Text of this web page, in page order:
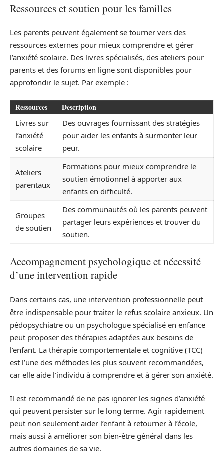
Ressources et soutien pour les familles
Les parents peuvent également se tourner vers des
ressources externes pour mieux comprendre et gérer
l’anxiété scolaire. Des livres spécialisés, des ateliers pour
parents et des forums en ligne sont disponibles pour
approfondir le sujet. Par exemple :
Ressources Description
Livres sur
l’anxiété
scolaire
Des ouvrages fournissant des stratégies
pour aider les enfants à surmonter leur
peur.
Ateliers
parentaux
Formations pour mieux comprendre le
soutien émotionnel à apporter aux
enfants en difficulté.
Groupes
de soutien
Des communautés où les parents peuvent
partager leurs expériences et trouver du
soutien.
Accompagnement psychologique et nécessité
d’une intervention rapide
Dans certains cas, une intervention professionnelle peut
être indispensable pour traiter le refus scolaire anxieux. Un
pédopsychiatre ou un psychologue spécialisé en enfance
peut proposer des thérapies adaptées aux besoins de
l’enfant. La thérapie comportementale et cognitive (TCC)
est l’une des méthodes les plus souvent recommandées,
car elle aide l’individu à comprendre et à gérer son anxiété.
Il est recommandé de ne pas ignorer les signes d’anxiété
qui peuvent persister sur le long terme. Agir rapidement
peut non seulement aider l’enfant à retourner à l’école,
mais aussi à améliorer son bien-être général dans les
autres domaines de sa vie.